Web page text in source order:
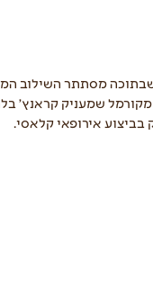
מסתתר השילוב
שמעניק קראנץ'
אירופאי קלאסי.